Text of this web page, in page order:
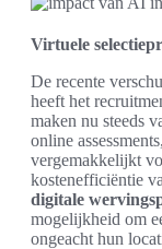
Virtuele
De recente
heeft het
maken nu steeds
online
vergemakkelijkt
kostenefficiëntie
digitale
mogelijkheid om
ongeacht hun